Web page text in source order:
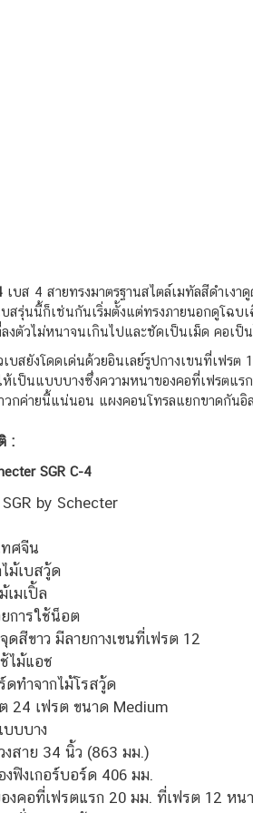
เบส 4 สายทรงมาตรฐานสไตล์เมทัลสีดำเง
สรุ่นนี้ก็เช่นกันเริ่มตั้งแต่ทรงภายนอกดูโฉ
งตัวไม่หนาจนเกินไปและชัดเป็นเม็ด คอเป็
เบสยังโดดเด่นด้วยอินเลย์รูปกางเขนที่เฟร
เป็นแบบบางซึ่งความหนาของคอที่เฟรตแร
วกค่ายนี้แน่นอน แผงคอนโทรลแยกขาดกัน
:
SGR C-4
by Schecter
ศจีน
ม้เบสวู้ด
เมเปิ้ล
การใช้น็อต
ดสีขาว มีลายกางเขนที่เฟรต 12
ไม้แอช
ดทำจากไม้โรสวู้ด
24 เฟรต ขนาด Medium
บบาง
งสาย 34 นิ้ว (863 มม.)
งฟิงเกอร์บอร์ด 406 มม.
งคอที่เฟรตแรก 20 มม. ที่เฟรต 12 หน